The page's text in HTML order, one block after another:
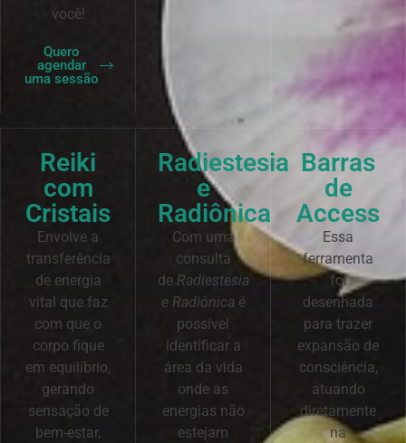
você!
Quero
agendar
uma sessão
Reiki
com
Cristais
Envolve a
transferência
de energia
vital que faz
com que o
corpo fique
em equilíbrio,
gerando
sensação de
bem-estar,
Radiestesia
e
Radiônica
Com uma
consulta
de Radiestesia
e Radiônica é
possível
identificar a
área da vida
onde as
energias não
estejam
Barras
de
Access
Essa
ferramenta
foi
desenhada
para trazer
expansão de
consciência,
atuando
diretamente
na